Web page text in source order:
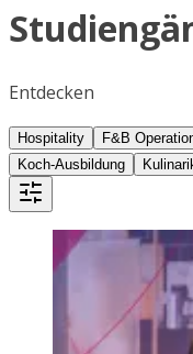
Entdecken
Hospitality F&B
Koch-Ausbildung